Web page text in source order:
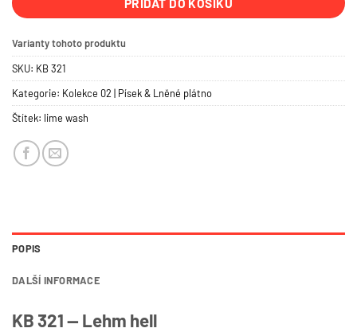
Varianty tohoto produktu
SKU: KB 321
Kategorie: Kolekce 02 | Písek & Lněné plátno
Štítek: lime wash
POPIS
DALŠÍ INFORMACE
KB 321 — Lehm hell